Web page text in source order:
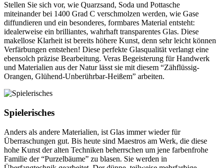
Stellen Sie sich vor, wie Quarzsand, Soda und Pottasche
miteinander bei 1400 Grad C verschmolzen werden, wie Gase
diffundieren und ein besonderes, formbares Material entsteht:
idealerweise ein brilliantes, wahrhaft transparentes Glas. Diese
makellose Klarheit ist bereits höhere Kunst, denn sehr leicht können
Verfärbungen entstehen! Diese perfekte Glasqualität verlangt eine
ebensolch präzise Bearbeitung. Veras Begeisterung für Handwerk
und Materialien aus der Natur lässt sie mit diesem “Zähflüssig-
Orangen, Glühend-Unberührbar-Heißem” arbeiten.
Spielerisches
Anders als andere Materialien, ist Glas immer wieder für
Überraschungen gut. Bis heute sind Maestros am Werk, die diese
hohe Kunst der alten Techniken beherrschen um jene farbenfrohe
Familie der “Purzelbäume” zu blasen. Sie werden in